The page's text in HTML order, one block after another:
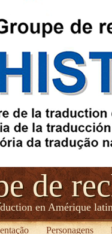
de
en Amérique
Personagens